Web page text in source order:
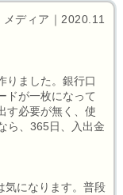
ディア｜2020.11
りました。銀行口
ドが一枚になって
す必要が無く、使
ら、365日、入出金
気になります。普段